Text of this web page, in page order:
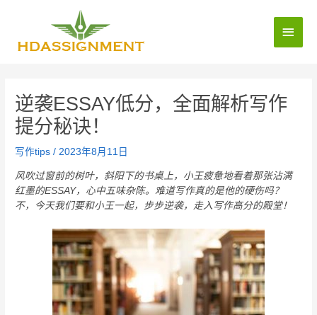
逆袭ESSAY低分，全面解析写作
提分秘诀！
写作tips /2023年8月11日
风吹过窗前的树叶，斜阳下的书桌上，小王疲惫地看着那张沾满
红墨的ESSAY，心中五味杂陈。难道写作真的是他的硬伤吗？
不，今天我们要和小王一起，步步逆袭，走入写作高分的殿堂！